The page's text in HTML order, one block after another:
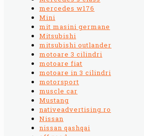
mercedes w176
Mini
mit masini germane
Mitsubishi
mitsubishi outlander
motoare 3 cilindri
motoare fiat
motoare in 3 cilindri
motorsport
muscle car
Mustang
nativeadvertising.ro
Nissan
nissan qashqai